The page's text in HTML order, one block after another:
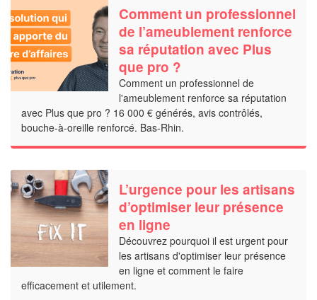
Comment un professionnel
de l’ameublement renforce
sa réputation avec Plus
que pro ?
Comment un professionnel de
l'ameublement renforce sa réputation
avec Plus que pro ? 16 000 € générés, avis contrôlés,
bouche-à-oreille renforcé. Bas-Rhin.
L’urgence pour les artisans
d’optimiser leur présence
en ligne
Découvrez pourquoi il est urgent pour
les artisans d'optimiser leur présence
en ligne et comment le faire
efficacement et utilement.